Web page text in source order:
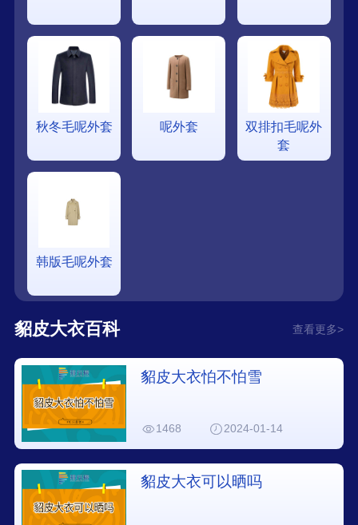
秋冬毛呢外套 呢外套
双排扣毛呢外
套
韩版毛呢外套
貂皮大衣百科 查看更多>
貂皮大衣怕不怕雪
1468 2024-01-14
貂皮大衣可以晒吗